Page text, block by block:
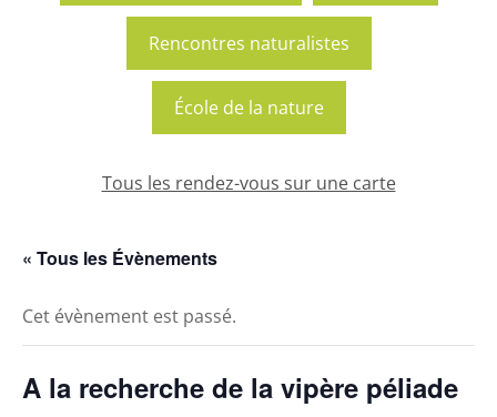
Rencontres naturalistes
École de la nature
Tous les rendez-vous sur une carte
« Tous les Évènements
Cet évènement est passé.
A la recherche de la vipère péliade